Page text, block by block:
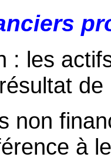
: les
non
à